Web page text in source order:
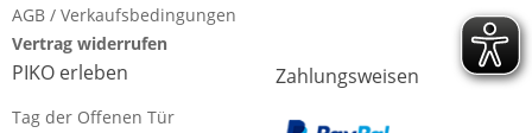
AGB / Verkaufsbedingungen
Vertrag widerrufen
PIKO erleben
Tag der Offenen Tür
Zahlungsweisen